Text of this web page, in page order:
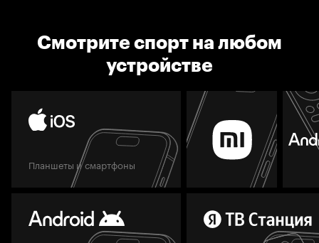
Смотрите спорт на любом
устройстве
Планшеты и смартфоны